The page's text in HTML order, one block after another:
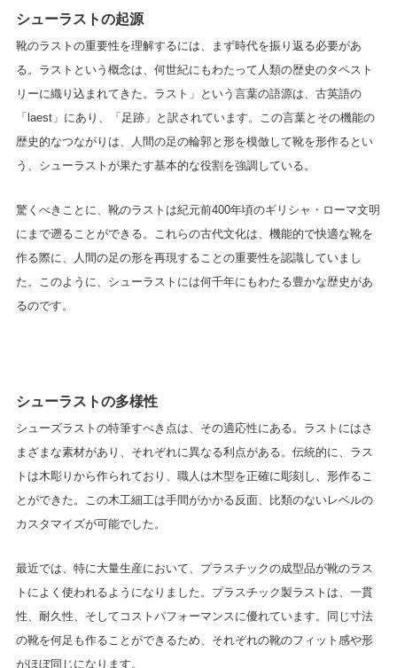
シューラストの起源
靴のラストの重要性を理解するには、まず時代を振り返る必要があ
る。ラストという概念は、何世紀にもわたって人類の歴史のタペスト
リーに織り込まれてきた。ラスト」という言葉の語源は、古英語の
「laest」にあり、「足跡」と訳されています。この言葉とその機能の
歴史的なつながりは、人間の足の輪郭と形を模倣して靴を形作るとい
う、シューラストが果たす基本的な役割を強調している。
驚くべきことに、靴のラストは紀元前400年頃のギリシャ・ローマ文明
にまで遡ることができる。これらの古代文化は、機能的で快適な靴を
作る際に、人間の足の形を再現することの重要性を認識していまし
た。このように、シューラストには何千年にもわたる豊かな歴史があ
るのです。
シューラストの多様性
シューズラストの特筆すべき点は、その適応性にある。ラストにはさ
まざまな素材があり、それぞれに異なる利点がある。伝統的に、ラス
トは木彫りから作られており、職人は木型を正確に彫刻し、形作るこ
とができた。この木工細工は手間がかかる反面、比類のないレベルの
カスタマイズが可能でした。
最近では、特に大量生産において、プラスチックの成型品が靴のラス
トによく使われるようになりました。プラスチック製ラストは、一貫
性、耐久性、そしてコストパフォーマンスに優れています。同じ寸法
の靴を何足も作ることができるため、それぞれの靴のフィット感や形
がほぼ同じになります。